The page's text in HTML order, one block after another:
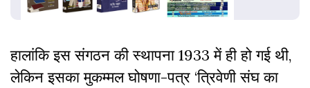
हालांकि इस संगठन की स्थापना 1933 में ही हो गई थी,
लेकिन इसका मुकम्मल घोषणा-पत्र ‘त्रिवेणी संघ का